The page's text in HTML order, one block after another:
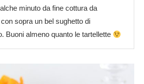
minuto da fine cottura da
sopra un bel sughetto di
Buoni almeno quanto le tartellette